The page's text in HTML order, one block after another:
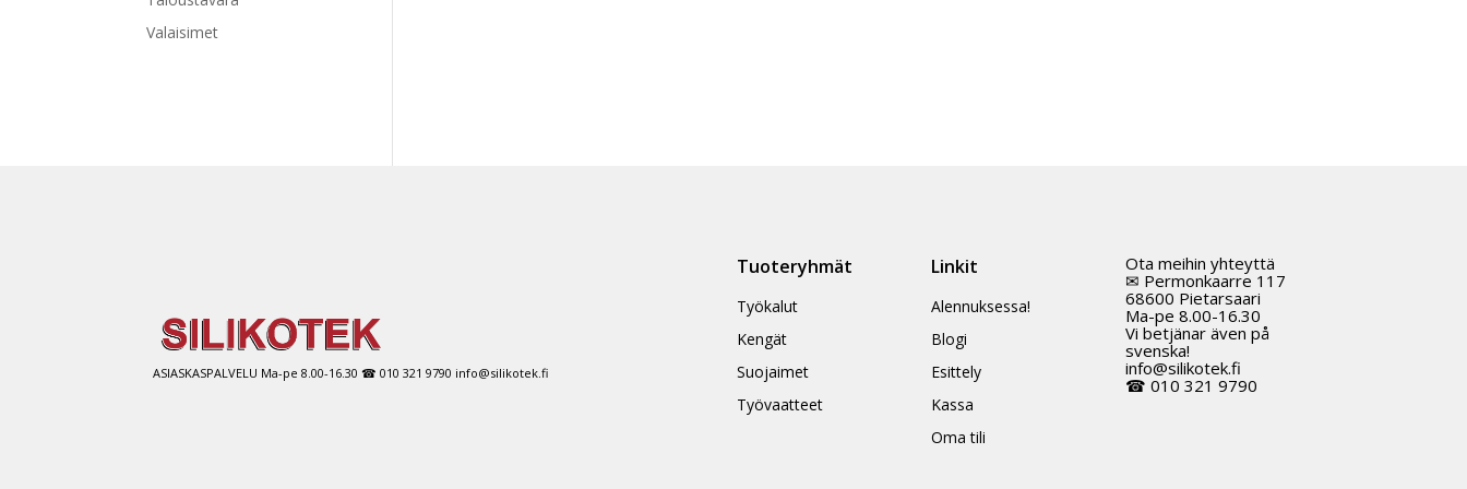
Valaisimet
ASIASKASPALVELU Ma-pe 8.00-16.30 ☎ 010 321 9790 info@silikotek.fi
Tuoteryhmät
Työkalut
Kengät
Suojaimet
Työvaatteet
Linkit
Alennuksessa!
Blogi
Esittely
Kassa
Oma tili
Ota meihin yhteyttä
✉ Permonkaarre 117
68600 Pietarsaari
Ma-pe 8.00-16.30
Vi betjänar även på
svenska!
info@silikotek.fi
☎ 010 321 9790